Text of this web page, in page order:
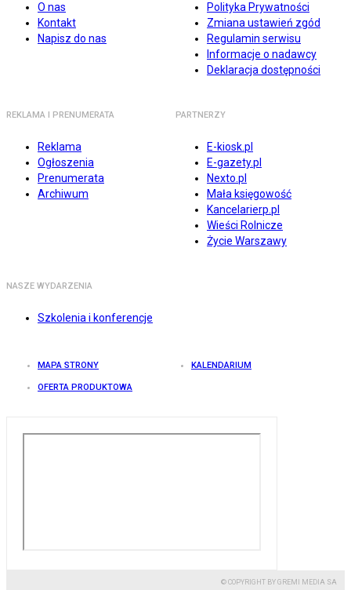
O nas
Kontakt
Napisz do nas
Polityka Prywatności
Zmiana ustawień zgód
Regulamin serwisu
Informacje o nadawcy
Deklaracja dostępności
REKLAMA I PRENUMERATA
Reklama
Ogłoszenia
Prenumerata
Archiwum
PARTNERZY
E-kiosk.pl
E-gazety.pl
Nexto.pl
Mała księgowość
Kancelarierp.pl
Wieści Rolnicze
Życie Warszawy
NASZE WYDARZENIA
Szkolenia i konferencje
MAPA STRONY KALENDARIUM
OFERTA PRODUKTOWA
© COPYRIGHT BY GREMI MEDIA SA